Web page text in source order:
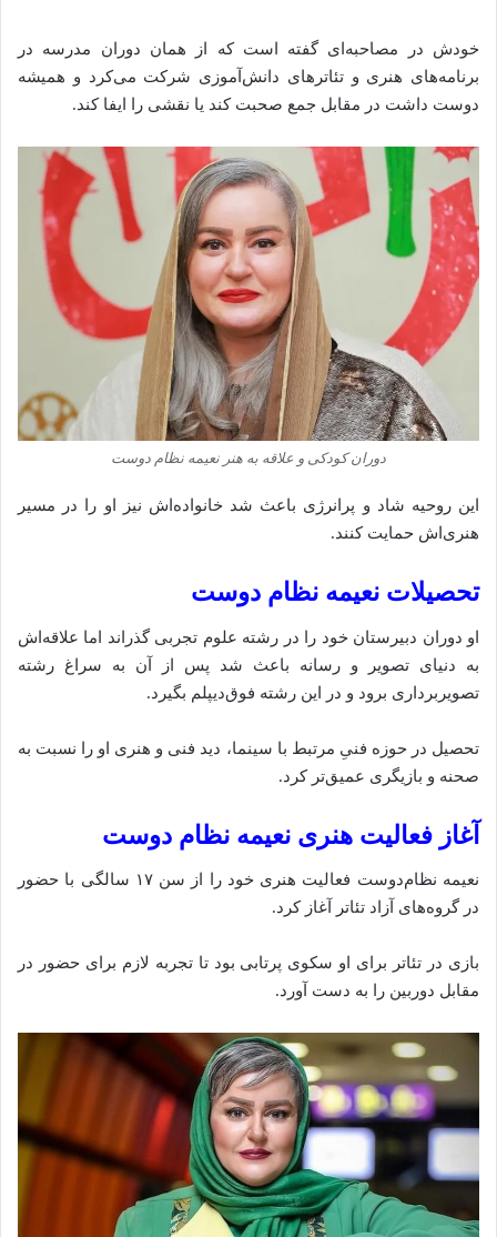
خودش در مصاحبه‌ای گفته است که از همان دوران مدرسه در
برنامه‌های هنری و تئاترهای دانش‌آموزی شرکت می‌کرد و همیشه
دوست داشت در مقابل جمع صحبت کند یا نقشی را ایفا کند.
دوران کودکی و علاقه به هنر نعیمه نظام دوست
این روحیه شاد و پرانرژی باعث شد خانواده‌اش نیز او را در مسیر
هنری‌اش حمایت کنند.
تحصیلات نعیمه نظام دوست
او دوران دبیرستان خود را در رشته علوم تجربی گذراند اما علاقه‌اش
به دنیای تصویر و رسانه باعث شد پس از آن به سراغ رشته
تصویربرداری برود و در این رشته فوق‌دیپلم بگیرد.
تحصیل در حوزه فنیِ مرتبط با سینما، دید فنی و هنری او را نسبت به
صحنه و بازیگری عمیق‌تر کرد.
آغاز فعالیت هنری نعیمه نظام دوست
نعیمه نظام‌دوست فعالیت هنری خود را از سن ۱۷ سالگی با حضور
در گروه‌های آزاد تئاتر آغاز کرد.
بازی در تئاتر برای او سکوی پرتابی بود تا تجربه لازم برای حضور در
مقابل دوربین را به دست آورد.